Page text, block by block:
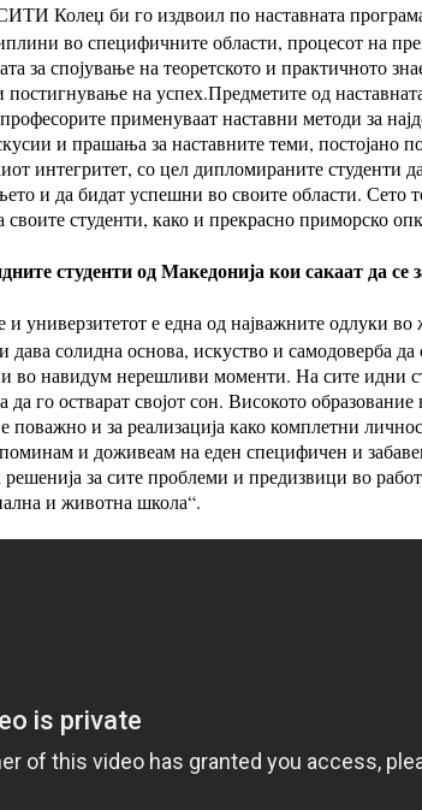
Колеџ би го издвоил по наставната програма
во специфичните области, процесот на
за спојување на теоретското и практичното
на успех.Предметите од
применуваат наставни методи за
и прашања за наставните теми, постојано
интегритет, со цел дипломираните студенти
и да бидат успешни во своите области. Сето
студенти, како и прекрасно приморско
студенти од Македонија кои сакаат да
и универзитетот е една од најважните одлуки
солидна основа, искуство и самодоверба
во навидум нерешливи моменти. На сите идни
да го остварат својот сон. Високото
поважно и за реализација како комплетни
поминам и доживеам на еден специфичен и
решенија за сите проблеми и предизвици во
и животна школа“.